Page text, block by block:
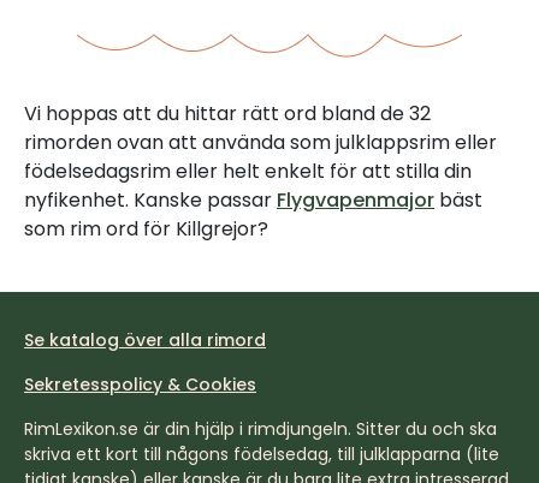
Vi hoppas att du hittar rätt ord bland de 32
rimorden ovan att använda som julklappsrim eller
födelsedagsrim eller helt enkelt för att stilla din
nyfikenhet. Kanske passar Flygvapenmajor bäst
som rim ord för Killgrejor?
Se katalog över alla rimord
Sekretesspolicy & Cookies
RimLexikon.se är din hjälp i rimdjungeln. Sitter du och ska
skriva ett kort till någons födelsedag, till julklapparna (lite